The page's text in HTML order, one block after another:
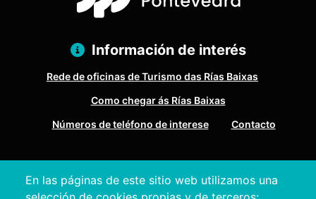
En las páginas de este sitio web utilizamos una
Información de interés
Rede de oficinas de Turismo das Rías Baixas
Como chegar ás Rías Baixas
Números de teléfono de interese
Contacto
Pontevedra